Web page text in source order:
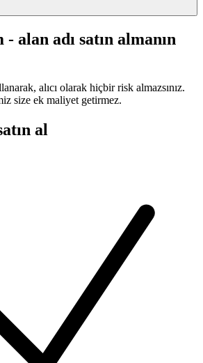
alan adı satın almanın
alıcı olarak hiçbir risk almazsınız.
size ek maliyet getirmez.
al